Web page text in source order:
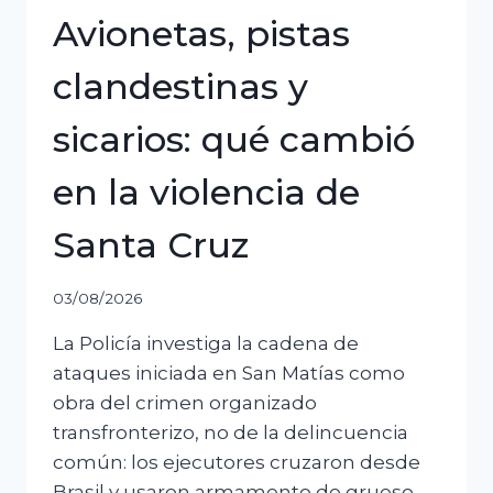
Avionetas, pistas
clandestinas y
sicarios: qué cambió
en la violencia de
Santa Cruz
03/08/2026
La Policía investiga la cadena de
ataques iniciada en San Matías como
obra del crimen organizado
transfronterizo, no de la delincuencia
común: los ejecutores cruzaron desde